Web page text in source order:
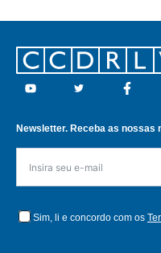
Footer
Youtube Twitter
Newsletter. Receba as nossas
Sim, li e concordo com os